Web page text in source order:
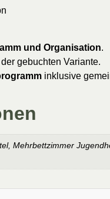
und Organisation.
gebuchten Variante.
inklusive
Mehrbettzimmer